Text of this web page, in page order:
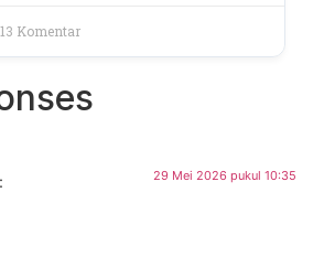
13 Komentar
29 Mei 2026 pukul 10:35